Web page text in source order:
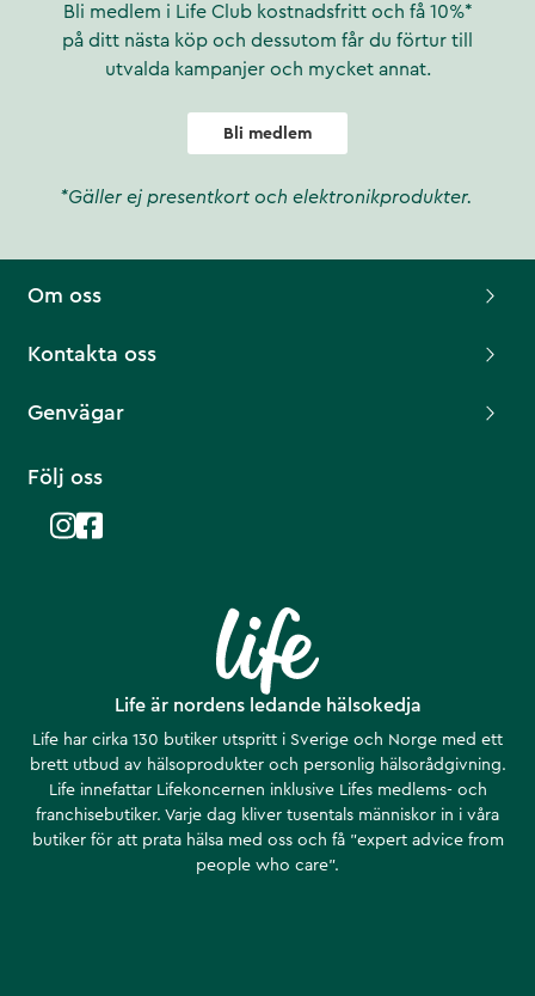
Bli medlem i Life Club kostnadsfritt och få 10%*
på ditt nästa köp och dessutom får du förtur till
utvalda kampanjer och mycket annat.
Bli medlem
*Gäller ej presentkort och elektronikprodukter.
Life är nordens ledande hälsokedja
Life har cirka 130 butiker utspritt i Sverige och Norge med ett
brett utbud av hälsoprodukter och personlig hälsorådgivning.
Life innefattar Lifekoncernen inklusive Lifes medlems- och
franchisebutiker. Varje dag kliver tusentals människor in i våra
butiker för att prata hälsa med oss och få ”expert advice from
people who care”.
Om oss
Kontakta oss
Genvägar
Följ oss